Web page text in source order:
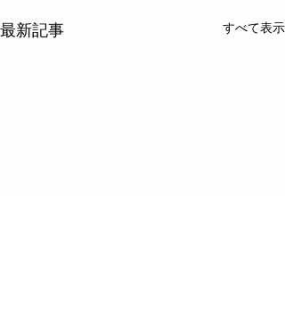
最新記事 すべて表示